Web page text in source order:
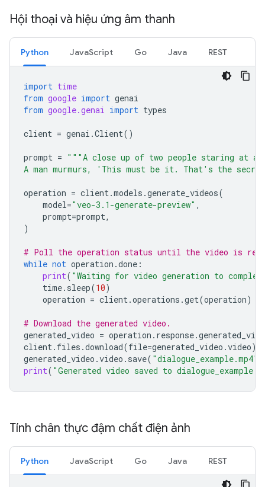
Hội thoại và hiệu ứng âm thanh
Python JavaScript Go Java REST
import time
from google import genai
from google.genai import types
client = genai .Client()
prompt = """A close up of two people staring at
A man murmurs, 'This must be it. That's the
operation = client.models .generate_videos(
model="veo-3.1-generate-preview" ,
prompt=prompt,
)
# Poll the operation status until the video is
while not operation .done :
print( "Waiting for video generation to
time. sleep(10)
operation = client.operations .get(operation)
# Download the generated video.
generated_video = operation . response.
client. files .download(file=generated_video .video)
generated_video .video . save( "dialogue_example.mp4"
print( "Generated video saved to
Tính chân thực đậm chất điện ảnh
Python JavaScript Go Java REST